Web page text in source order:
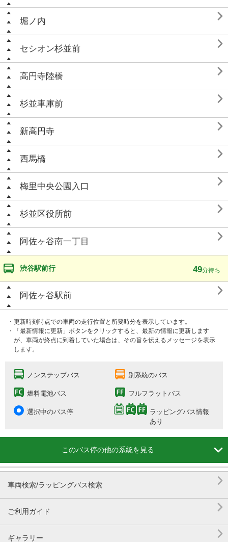
堀ノ内 
セシオン杉並前 
高円寺陸橋 
杉並車庫前 
新高円寺 
西馬橋 
梅里中央公園入口 
杉並区役所前 
阿佐ヶ谷南一丁目 
渋谷駅前行 49分待ち
阿佐ヶ谷駅前 
・更新時刻時点での車両の走行位置と所要時分を表示しています。
・「最新情報に更新」ボタンをクリックすると、最新の情報に更新します
が、車両が終点に到着していた場合は、その旨を伝えるメッセージを表示
します。
ノンステップバス 別系統のバス
燃料電池バス フルフラットバス
選択中のバス停
ラッピングバス情報
あり
このバス停の他の系統を見る 
車両検索/ラッピングバス検索 
ご利用ガイド 
ギャラリー 